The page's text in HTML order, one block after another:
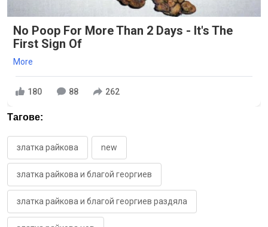
No Poop For More Than 2 Days - It's The
First Sign Of
More
180 88 262
Тагове:
златка райкова new
златка райкова и благой георгиев
златка райкова и благой георгиев раздяла